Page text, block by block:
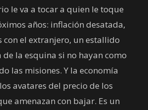
le va a tocar a quien le toque
años: inflación desatada,
con el extranjero, un estallido
la esquina si no hayan como
las misiones. Y la economía
avatares del precio de los
amenazan con bajar. Es un